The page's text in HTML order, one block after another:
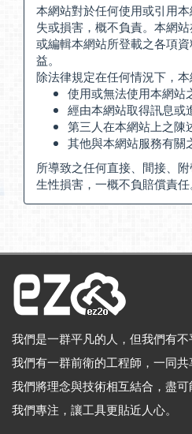
本網站對於任何使用或引用
失或損害，概不負責。本網
或編輯本網站所登載之各項
益。
除法律規定在任何情況下，本
使用或無法使用本網站
經由本網站取得訊息或
第三人在本網站上之陳
其他與本網站服務有關
所導致之任何直接、間接、
生性損害，一概不負賠償責任
我們是一群平凡的人，但我們有不
我們有一群前衛的工程師，一同共
我們將理念與技術相互結合，盡可
我們專注，讓工具更貼近人心。